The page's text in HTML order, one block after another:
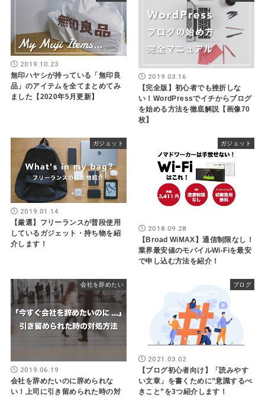
2019.10.23
無印ハヤシが持っている「無印良
品」のアイテムを全てまとめてみ
ました【2020年5月更新】
2019.03.16
【完全版】初心者でも挫折しな
い！WordPressでイチからブログ
を始める方法を徹底解説【画像70
枚】
ガジェット
2019.01.14
【厳選】フリーランスが普段使用
しているガジェット・持ち物を紹
介します！
ガジェット
2018.09.28
【Broad WiMAX】通信制限なし！
業界最安値のモバイルWi-Fiを最安
で申し込む方法を紹介！
会社を辞めたい
2019.06.19
会社を辞めたいのに辞められな
い！上司に引き留められた時の対
ブログ
2021.03.02
【ブログ初心者向け】「読みやす
い文章」を書くために”意識するべ
きこと”を3つ紹介します！